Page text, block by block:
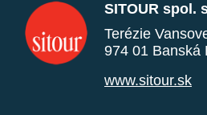
SITOUR spol.
Terézie
974 01 Banská
www.sitour.sk